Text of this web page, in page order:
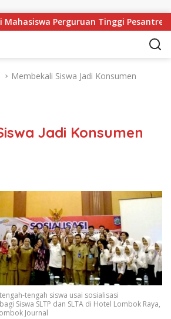
Perguruan Tinggi Pesantren
Membekali Siswa Jadi Konsumen
Jadi Konsumen
tengah siswa usai sosialisasi
Siswa SLTP dan SLTA di Hotel Lombok Raya,
Journal